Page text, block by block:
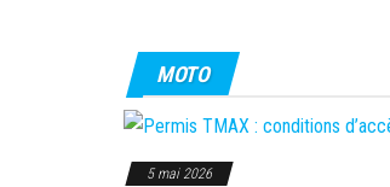
MOTO
5 mai 2026